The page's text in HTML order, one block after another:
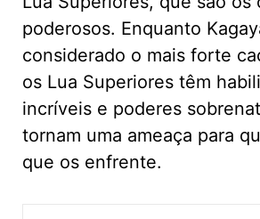
poderosos. Enquanto
considerado o mais forte
os Lua Superiores têm
incríveis e poderes
tornam uma ameaça para
que os enfrente.